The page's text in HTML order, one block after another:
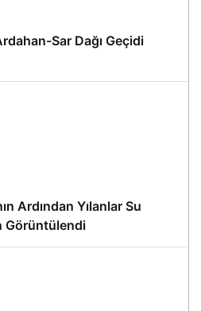
Sar Dağı Geçidi
Ardından Yılanlar Su
Görüntülendi